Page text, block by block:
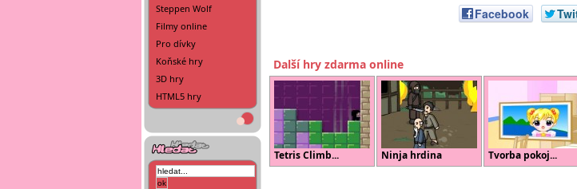
Steppen Wolf
Filmy online
Pro dívky
Koňské hry
3D hry
HTML5 hry
Facebook
Další hry zdarma online
Tetris Climb... Ninja hrdina Tvorba pokoj...